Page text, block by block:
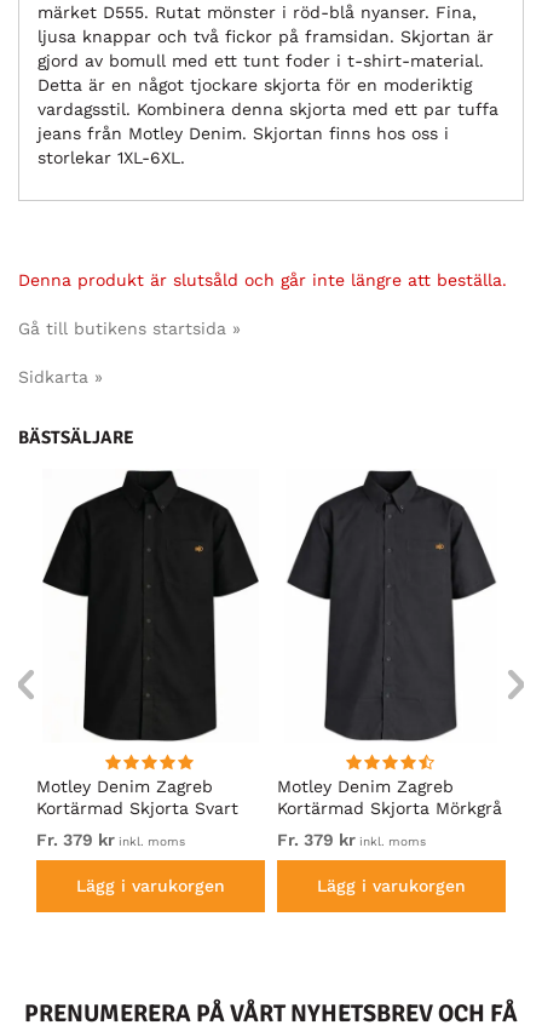
märket D555. Rutat mönster i röd-blå nyanser. Fina,
ljusa knappar och två fickor på framsidan. Skjortan är
gjord av bomull med ett tunt foder i t-shirt-material.
Detta är en något tjockare skjorta för en moderiktig
vardagsstil. Kombinera denna skjorta med ett par tuffa
jeans från Motley Denim. Skjortan finns hos oss i
storlekar 1XL-6XL.
Denna produkt är slutsåld och går inte längre att beställa.
Gå till butikens startsida »
Sidkarta »
BÄSTSÄLJARE
Motley Denim Zagreb
Kortärmad Skjorta Svart
Fr. 379 kr inkl. moms
Lägg i varukorgen
Motley Denim Zagreb
Kortärmad Skjorta Mörkgrå
Fr. 379 kr inkl. moms
Lägg i varukorgen
PRENUMERERA PÅ VÅRT NYHETSBREV OCH FÅ